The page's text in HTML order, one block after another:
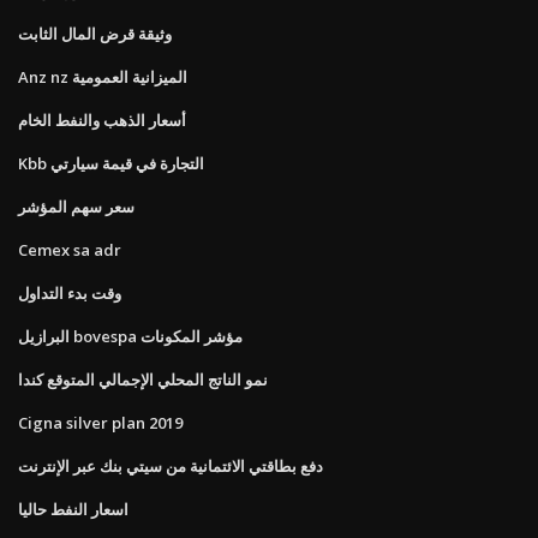
وثيقة قرض المال الثابت
Anz nz الميزانية العمومية
أسعار الذهب والنفط الخام
Kbb التجارة في قيمة سيارتي
سعر سهم المؤشر
Cemex sa adr
وقت بدء التداول
البرازيل bovespa مؤشر المكونات
نمو الناتج المحلي الإجمالي المتوقع كندا
Cigna silver plan 2019
دفع بطاقتي الائتمانية من سيتي بنك عبر الإنترنت
اسعار النفط حاليا